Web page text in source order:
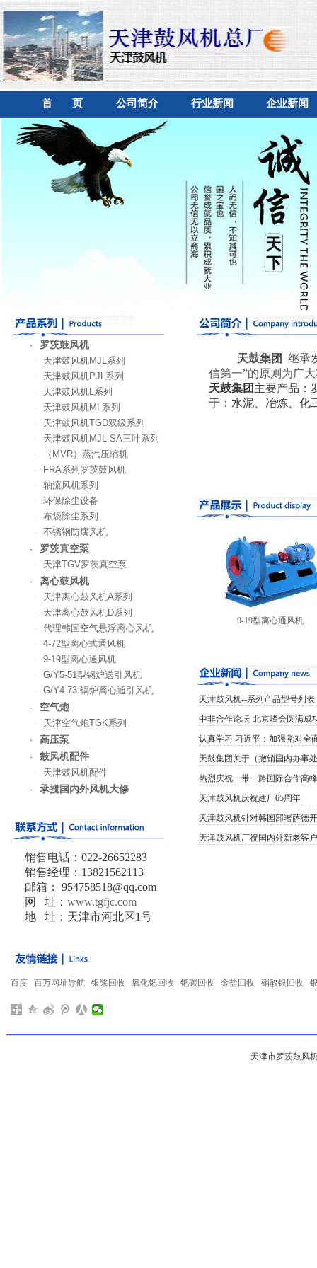
首 页 公司简介 行业新闻 企业新闻
· 罗茨鼓风机
· 天津鼓风机MJL系列
· 天津鼓风机PJL系列
· 天津鼓风机L系列
· 天津鼓风机ML系列
· 天津鼓风机TGD双级系列
· 天津鼓风机MJL-SA三叶系列
· （MVR）蒸汽压缩机
· FRA系列罗茨鼓风机
· 轴流风机系列
· 环保除尘设备
· 布袋除尘系列
· 不锈钢防腐风机
· 罗茨真空泵
· 天津TGV罗茨真空泵
· 离心鼓风机
· 天津离心鼓风机A系列
· 天津离心鼓风机D系列
· 代理韩国空气悬浮离心风机
· 4-72型离心式通风机
· 9-19型离心通风机
· G/Y5-51型锅炉送引风机
· G/Y4-73-锅炉离心通引风机
· 空气炮
· 天津空气炮TGK系列
· 高压泵
· 鼓风机配件
· 天津鼓风机配件
· 承揽国内外风机大修
销售电话：022-26652283
销售经理：13821562113
邮箱： 954758518@qq.com
网 址： www.tgfjc.com
地 址：天津市河北区1号
天鼓集团 继承
信第一”的原则为广
天鼓集团 主要产品：
于：水泥、冶炼、化
9-19型离心通风机
天津鼓风机--系列产品型号列表
中非合作论坛-北京峰会圆满成
认真学习 习近平：加强党对全
天鼓集团关于（撤销国内办事
热烈庆祝一带一路国际合作高
天津鼓风机庆祝建厂65周年
天津鼓风机针对韩国部署萨德
天津鼓风机厂祝国内外新老客
百度 百万网址导航 银浆回收 氧化钯回收 钯碳回收 金盐回收 硝酸银回收
天津市罗茨鼓风